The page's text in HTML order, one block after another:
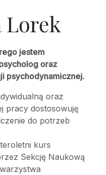
Lorek
jestem
oraz
psychodynamicznej.
oraz
pracy dostosowuję
do potrzeb
kurs
Sekcję Naukową